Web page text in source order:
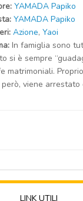
e:YAMADA Papiko
a:YAMADA Papiko
Azione,Yaoi
In famiglia sono
si è sempre
matrimoniali.
viene
LINK UTILI